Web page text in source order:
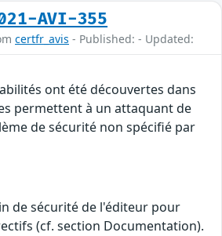
AVI-355
certfr_avis - Published: - Updated:
ont été découvertes dans
permettent à un attaquant de
de sécurité non spécifié par
de sécurité de l'éditeur pour
(cf. section Documentation).